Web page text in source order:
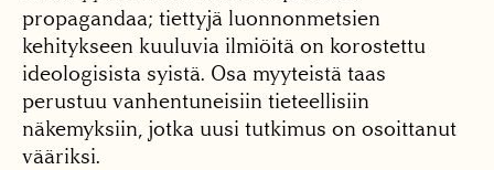
propagandaa; tiettyjä luonnonmetsien
kehitykseen kuuluvia ilmiöitä on korostettu
ideologisista syistä. Osa myyteistä taas
perustuu vanhentuneisiin tieteellisiin
näkemyksiin, jotka uusi tutkimus on osoittanut
vääriksi.